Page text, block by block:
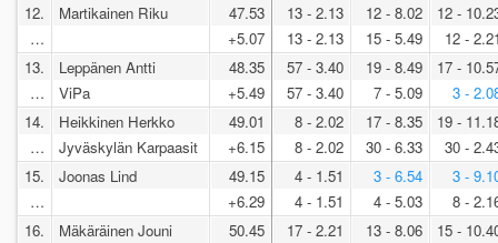
12.
…
Martikainen Riku
47.53
+5.07
13 - 2.13
13 - 2.13
12 - 8.02
15 - 5.49
12 -
12 -
13.
…
Leppänen Antti
ViPa
48.35
+5.49
57 - 3.40
57 - 3.40
19 - 8.49
7 - 5.09
17 -
3 -
14.
…
Heikkinen Herkko
Jyväskylän Karpaasit
49.01
+6.15
8 - 2.02
8 - 2.02
17 - 8.35
30 - 6.33
19 -
30 -
15.
…
Joonas Lind
49.15
+6.29
4 - 1.51
4 - 1.51
3 - 6.54
4 - 5.03
3 -
8 -
16.
Mäkäräinen Jouni
50.45
17 - 2.21
13 - 8.06
15 -